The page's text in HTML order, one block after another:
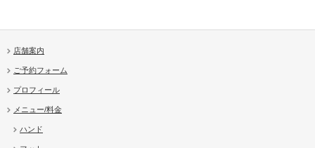
店舗案内
ご予約フォーム
プロフィール
メニュー/料金
ハンド